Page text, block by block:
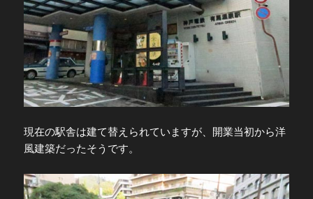
現在の駅舎は建て替えられていますが、開業当初から洋
風建築だったそうです。